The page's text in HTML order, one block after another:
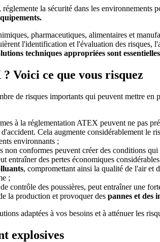
la sécurité dans les
pharmaceutiques, alimentaires et
l'identification et l'évaluation des risques,
techniques appropriées sont
Voici ce que vous risquez
de risques importants qui peuvent mettre en
à la réglementation ATEX peuvent ne pas
Cela augmente considérablement le
environnants ;
non conformes peuvent créer des conditions
entraîner des pertes économiques
, compromettant ainsi la qualité de l'air et
;
contrôle des poussières, peut entraîner une
la production et provoquer des pannes et des
adaptées à vos besoins et à atténuer les
explosives